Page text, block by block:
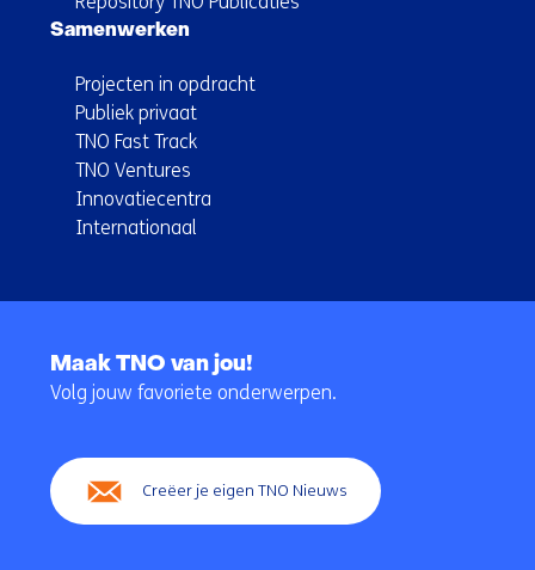
Samenwerken
Projecten in opdracht
Publiek privaat
TNO Fast Track
TNO Ventures
Innovatiecentra
Internationaal
navigatie
Maak TNO van jou!
Volg jouw favoriete onderwerpen.
Creëer je eigen TNO Nieuws